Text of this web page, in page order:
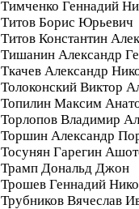
Тимченко Геннадий
Титов Борис Юрьевич
Титов Константин
Тишанин Александр
Ткачев Александр
Толоконский Виктор
Топилин Максим
Торлопов Владимир
Торшин Александр
Тосунян Гарегин
Трамп Дональд Джон
Трошев Геннадий
Трубников Вячеслав